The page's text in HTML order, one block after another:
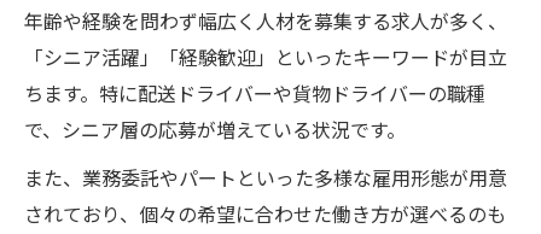
年齢や経験を問わず幅広く人材を募集する求人が多く、
「シニア活躍」「経験歓迎」といったキーワードが目立
ちます。特に配送ドライバーや貨物ドライバーの職種
で、シニア層の応募が増えている状況です。
また、業務委託やパートといった多様な雇用形態が用意
されており、個々の希望に合わせた働き方が選べるのも